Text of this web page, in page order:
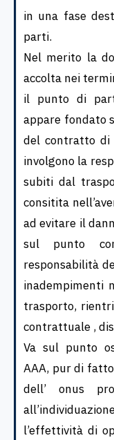
in una fase
parti.
Nel merito la
accolta nei
il punto di
appare fondato
del contratto di
involgono la
subiti dal
consitita
ad evitare il
sul punto
responsabilità
inadempimenti
trasporto,
contrattuale ,
Va sul punto
AAA, pur di
dell’ onus
l’effettività di